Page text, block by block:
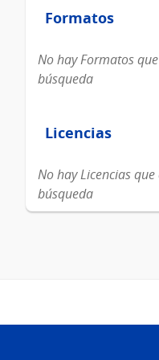
Formatos
Formatos
No hay Formatos
búsqueda
Licencias
Licencias
No hay Licencias
búsqueda